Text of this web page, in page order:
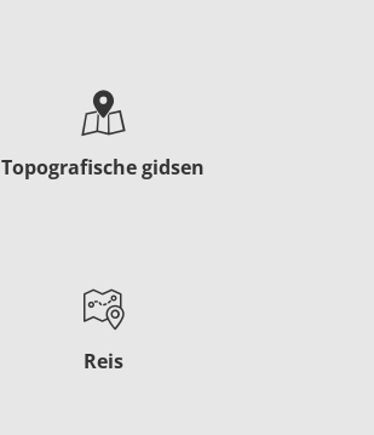
Topografische gidsen
Reis